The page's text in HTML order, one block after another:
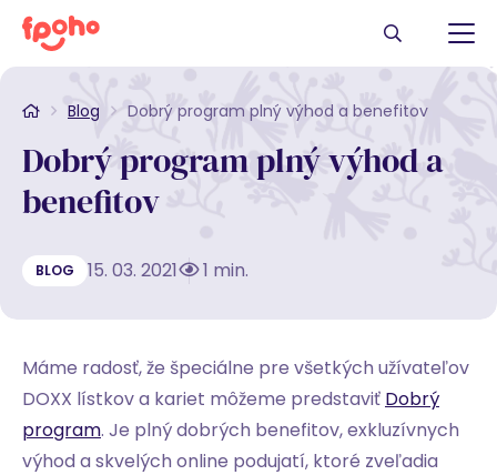
Blog Dobrý program plný výhod a benefitov
Dobrý program plný výhod a
benefitov
BLOG 15. 03. 2021 1 min.
Máme radosť, že špeciálne pre všetkých užívateľov
DOXX lístkov a kariet môžeme predstaviť Dobrý
program. Je plný dobrých benefitov, exkluzívnych
výhod a skvelých online podujatí, ktoré zveľadia